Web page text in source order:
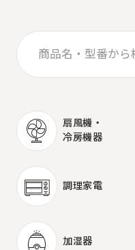
扇風機・
冷房機器
調理家電
加湿器